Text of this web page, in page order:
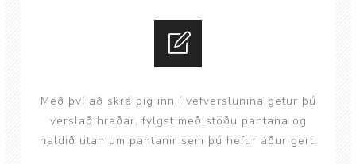
Með því að skrá þig inn í vefverslunina getur þú
verslað hraðar, fylgst með stöðu pantana og
haldið utan um pantanir sem þú hefur áður gert.